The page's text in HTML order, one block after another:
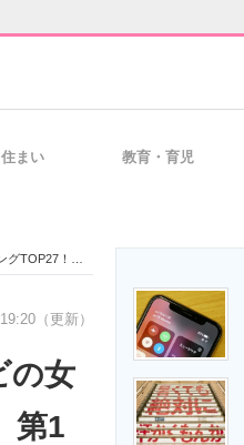
経営リーダーのコミュニティ
製造業のIT導入・活用を支援
住まい 教育・育児
年最新投票結果】
（更新）
の女
第1